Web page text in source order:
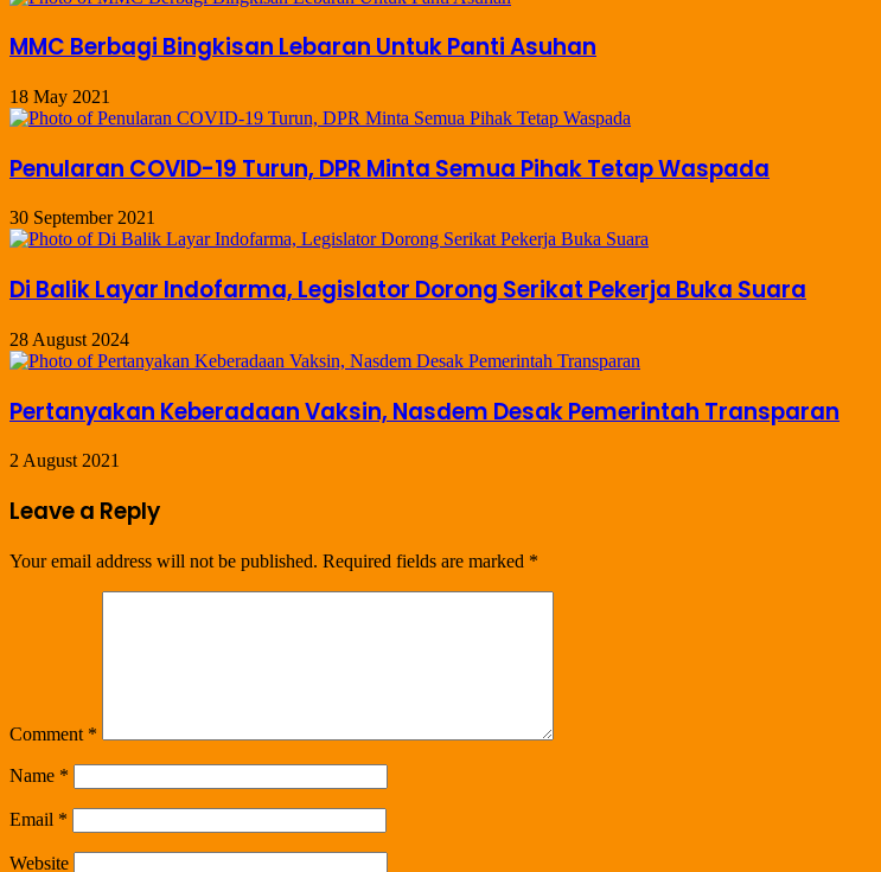
MMC Berbagi Bingkisan Lebaran Untuk Panti Asuhan
18 May 2021
Penularan COVID-19 Turun, DPR Minta Semua Pihak Tetap Waspada
30 September 2021
Di Balik Layar Indofarma, Legislator Dorong Serikat Pekerja Buka Suara
28 August 2024
Pertanyakan Keberadaan Vaksin, Nasdem Desak Pemerintah Transparan
2 August 2021
Leave a Reply
Your email address will not be published. Required fields are marked *
Comment *
Name *
Email *
Website